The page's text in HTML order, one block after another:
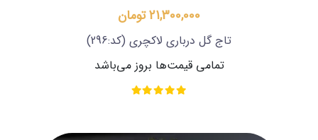
21,300,000 تومان
تاج گل درباری لاکچری (کد:296)
تمامی قیمت‌ها بروز می‌باشد